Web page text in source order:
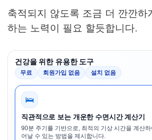
축적되지 않도록 조금 더 깐깐하
하는 노력이 필요 할듯합니다.
건강을 위한 유용한 도구
무료 회원가입 없음 설치 없음
🛌
직관적으로 보는 개운한 수면시간 계산기
90분 주기를 기반으로, 최적의 기상 시간을 계산
어날 수 있는 방법을 제시합니다.